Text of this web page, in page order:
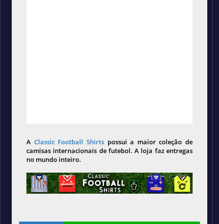
A Classic Football Shirts possui a maior coleção de
camisas internacionais de futebol. A loja faz entregas
no mundo inteiro.